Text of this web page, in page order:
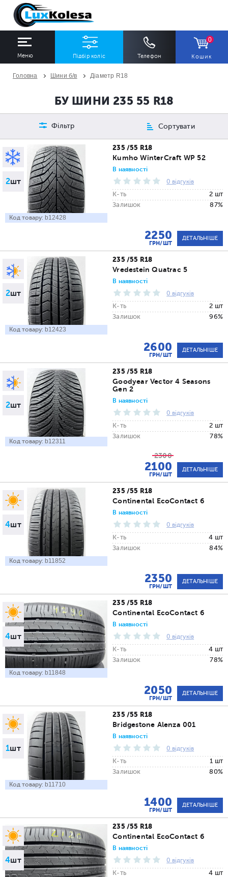
Меню Підбір коліс Телефон
0
Кошик
Всі Всі
Діаметр
Всі
Сезон
Всі
Кількість
Всі
ПІДІБРАТИ
Головна Шини б/в Діаметр R18
БУ ШИНИ 235 55 R18
Фільтр Сортувати
2шт
Код товару: b12428
235 /55 R18
Kumho WinterCraft WP 52
В наявності
0 відгуків
К-ть
2 шт
Залишок
87%
2250
ГРН/ШТ
ДЕТАЛЬНІШЕ
2шт
Код товару: b12423
235 /55 R18
Vredestein Quatrac 5
В наявності
0 відгуків
К-ть
2 шт
Залишок
96%
2600
ГРН/ШТ
ДЕТАЛЬНІШЕ
2шт
Код товару: b12311
235 /55 R18
Goodyear Vector 4 Seasons
Gen 2
В наявності
0 відгуків
К-ть
2 шт
Залишок
78%
2300
2100
ГРН/ШТ
ДЕТАЛЬНІШЕ
4шт
Код товару: b11852
235 /55 R18
Continental EcoContact 6
В наявності
0 відгуків
К-ть
4 шт
Залишок
84%
2350
ГРН/ШТ
ДЕТАЛЬНІШЕ
4шт
Код товару: b11848
235 /55 R18
Continental EcoContact 6
В наявності
0 відгуків
К-ть
4 шт
Залишок
78%
2050
ГРН/ШТ
ДЕТАЛЬНІШЕ
1шт
Код товару: b11710
235 /55 R18
Bridgestone Alenza 001
В наявності
0 відгуків
К-ть
1 шт
Залишок
80%
1400
ГРН/ШТ
ДЕТАЛЬНІШЕ
4шт
235 /55 R18
Continental EcoContact 6
В наявності
0 відгуків
К-ть
4 шт